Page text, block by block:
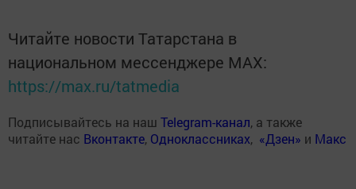
Читайте новости Татарстана в
национальном мессенджере MАХ:
https://max.ru/tatmedia
Подписывайтесь на наш Telegram-канал, а также
читайте нас Вконтакте, Одноклассниках, «Дзен» и Макс